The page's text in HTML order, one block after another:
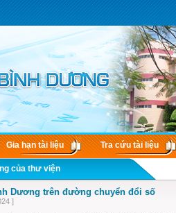
Gia hạn tài liệu Tra cứu tài liệu
của thư viện
Dương trên đường chuyển đổi số
]